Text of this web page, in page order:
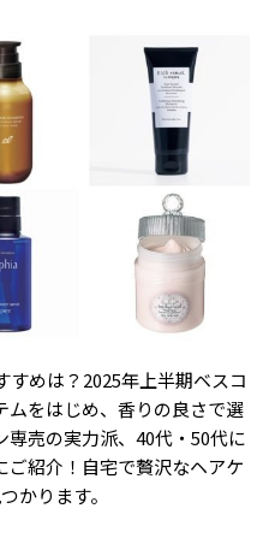
すめは？2025年上半期ベスコ
ムをはじめ、香りの良さで選
売の実力派、40代・50代に
ご紹介！自宅で贅沢なヘアケ
かります。